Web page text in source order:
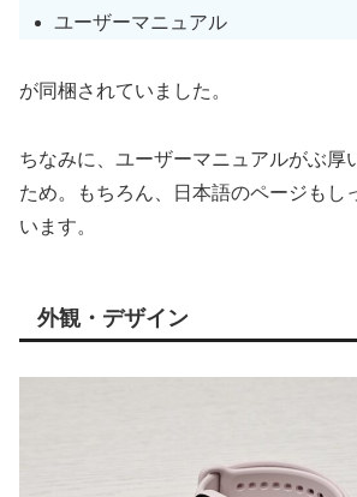
ユーザーマニュアル
が同梱されていました。
ちなみに、ユーザーマニュアルがぶ厚
ため。もちろん、日本語のページもし
います。
外観・デザイン